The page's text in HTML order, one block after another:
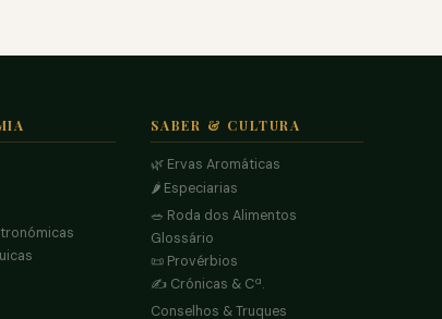
SABER & CULTURA
🌿 Ervas Aromáticas
🌶️ Especiarias
🥗 Roda dos Alimentos
Glossário
📜 Provérbios
✍️ Crónicas & Cª.
Conselhos & Truques